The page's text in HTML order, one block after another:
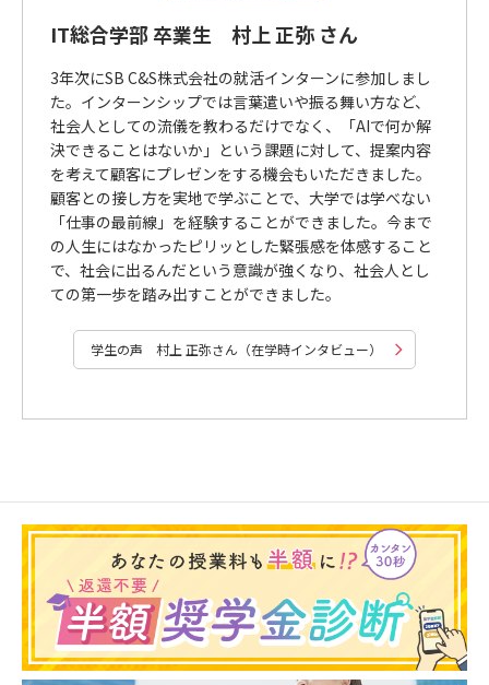
IT総合学部 卒業生 村上 正弥 さん
3年次にSB C&S株式会社の就活インターンに参加しまし
た。インターンシップでは言葉遣いや振る舞い方など、
社会人としての流儀を教わるだけでなく、「AIで何か解
決できることはないか」という課題に対して、提案内容
を考えて顧客にプレゼンをする機会もいただきました。
顧客との接し方を実地で学ぶことで、大学では学べない
「仕事の最前線」を経験することができました。今まで
の人生にはなかったピリッとした緊張感を体感すること
で、社会に出るんだという意識が強くなり、社会人とし
ての第一歩を踏み出すことができました。
学生の声 村上 正弥さん（在学時インタビュー）